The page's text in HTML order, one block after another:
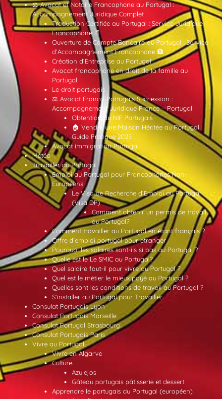
⚖️ Avocat et Notaire Francophone au Portugal :
Accompagnement Juridique Complet
Traduction Certifiée au Portugal : Service Juridique
Francophone 📄
Ouverture de Compte Bancaire au Portugal : Service
d’Accompagnement Francophone 🏦
Création d’Entreprise au Portugal
Avocat francophone en droit de la famille au
Portugal
Le droit portugais
⚖️ Avocat Franco-Portugais Succession :
Accompagnement Juridique France – Portugal
Obtention du NIF Portugais
🏠 Vendre une Maison Héritée au Portugal :
Guide Pratique 2025
Avocat immigration Portugal
Météo
Travailler au Portugal
Emploi au Portugal pour Francophones Non-
Européens
Le Visa de Recherche d’Emploi au Portugal
(Visa DP)
Comment obtenir un permis de travail
au Portugal?
Comment travailler au Portugal en étant français ?
Offre d’emploi portugal pour etranger
Pourquoi les salaires sont-ils si bas au Portugal ?
Quelle est le Le SMIC au Portugal?
Quel salaire faut-il pour vivre au Portugal ?
Quel est le métier le mieux payé au Portugal ?
Quelles sont les conditions de travail au Portugal ?
S’installer au Portugal pour Travailler
Consulat Portugais Lyon
Consulat Portugais Marseille
Consulat Portugal Strasbourg
Consulat Portugais Paris
Vivre au Portugal
Vivre en Algarve
Culture
Azulejos
Gâteau portugais pâtisserie et dessert
Apprendre le portugais du Portugal (européen)